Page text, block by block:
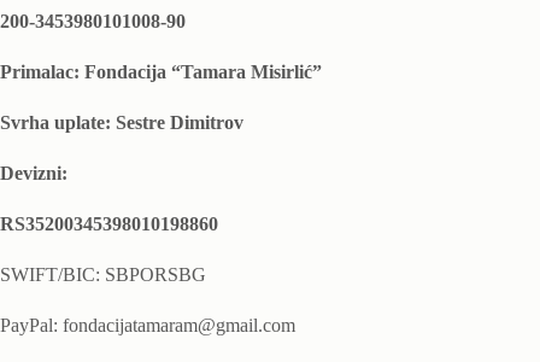
200-3453980101008-90
Primalac: Fondacija “Tamara Misirlić”
Svrha uplate: Sestre Dimitrov
Devizni:
RS35200345398010198860
SWIFT/BIC: SBPORSBG
PayPal: fondacijatamaram@gmail.com